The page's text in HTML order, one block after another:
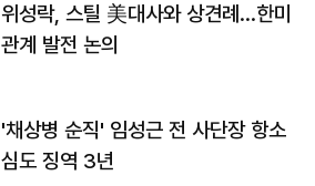
위성락, 스틸 美대사와 상견례…한미
관계 발전 논의
'채상병 순직' 임성근 전 사단장 항소
심도 징역 3년